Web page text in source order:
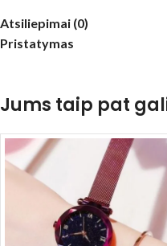
Atsiliepimai (0)
Pristatymas
Jums taip pat